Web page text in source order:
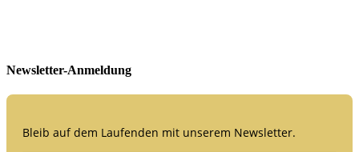
Newsletter-Anmeldung
Bleib auf dem Laufenden mit unserem Newsletter.